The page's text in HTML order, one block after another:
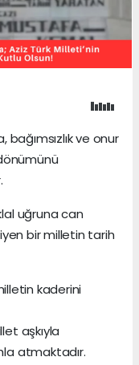
ve onur
uğruna can
bir milletin tarih
kaderini
aşkıyla
atmaktadır.